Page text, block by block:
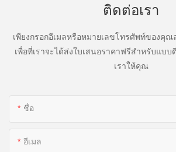
ติดต่อเรา
เพียงกรอกอีเมลหรือหมายเลขโทรศัพท์ของคุ
เพื่อที่เราจะได้ส่งใบเสนอราคาฟรีสำหรับแบ
เราให้คุณ
ชื่อ
อีเมล